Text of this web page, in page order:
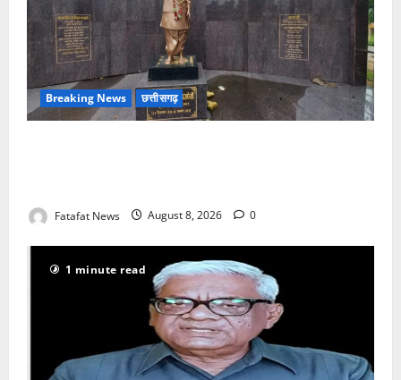
Breaking News छत्तीसगढ़
Fatafat News August 8, 2026 0
1 minute read